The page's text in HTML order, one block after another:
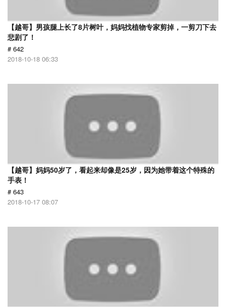
【越哥】男孩腿上长了8片树叶，妈妈找植物专家剪掉，一剪刀下去
悲剧了！
# 642
2018-10-18 06:33
【越哥】妈妈50岁了，看起来却像是25岁，因为她带着这个特殊的
手表！
# 643
2018-10-17 08:07